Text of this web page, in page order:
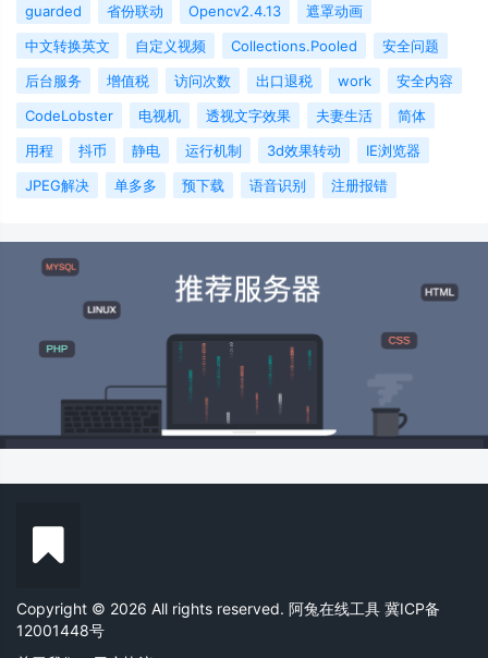
guarded 省份联动 Opencv2.4.13
遮罩动画
中文转换英文
自定义视频 Collections.Pooled
安全问题
后台服务
增值税 访问次数 出口退税 work
安全内容
CodeLobster
电视机 透视文字效果 夫妻生活
简体
用程
抖币 静电 运行机制 3d效果转动
IE浏览器
JPEG解决
单多多 预下载 语音识别 注册报错
Copyright © 2026 All rights reserved. 阿兔在线工具 冀ICP备
12001448号